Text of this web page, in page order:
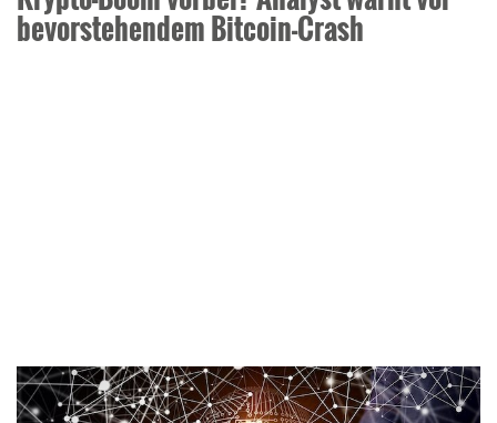
bevorstehendem Bitcoin-Crash